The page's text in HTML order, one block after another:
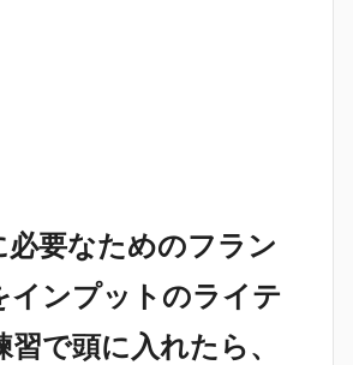
必要なためのフラン
インプットのライテ
で頭に入れたら、